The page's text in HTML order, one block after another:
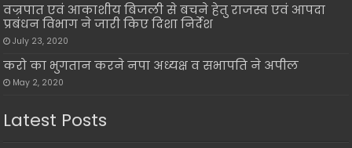
वज्रपात एवं आकाशीय बिजली से बचने हेतु राजस्व एवं आपदा
प्रबंधन विभाग ने जारी किए दिशा निर्देश
July 23, 2020
करो का भुगतान करने नपा अध्यक्ष व सभापति ने अपील
May 2, 2020
Latest Posts